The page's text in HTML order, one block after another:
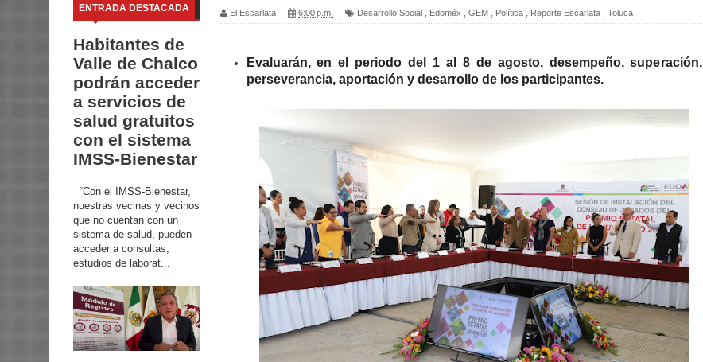
ENTRADA DESTACADA
Habitantes de
Valle de Chalco
podrán acceder
a servicios de
salud gratuitos
con el sistema
IMSS-Bienestar
“Con el IMSS-Bienestar,
nuestras vecinas y vecinos
que no cuentan con un
sistema de salud, pueden
acceder a consultas,
estudios de laborat...
El Escarlata 6:00 p.m. Desarrollo Social Edoméx GEM Política Reporte Escarlata Toluca
Evaluarán, en el periodo del 1 al 8 de agosto, desempeño, superación,
perseverancia, aportación y desarrollo de los participantes.